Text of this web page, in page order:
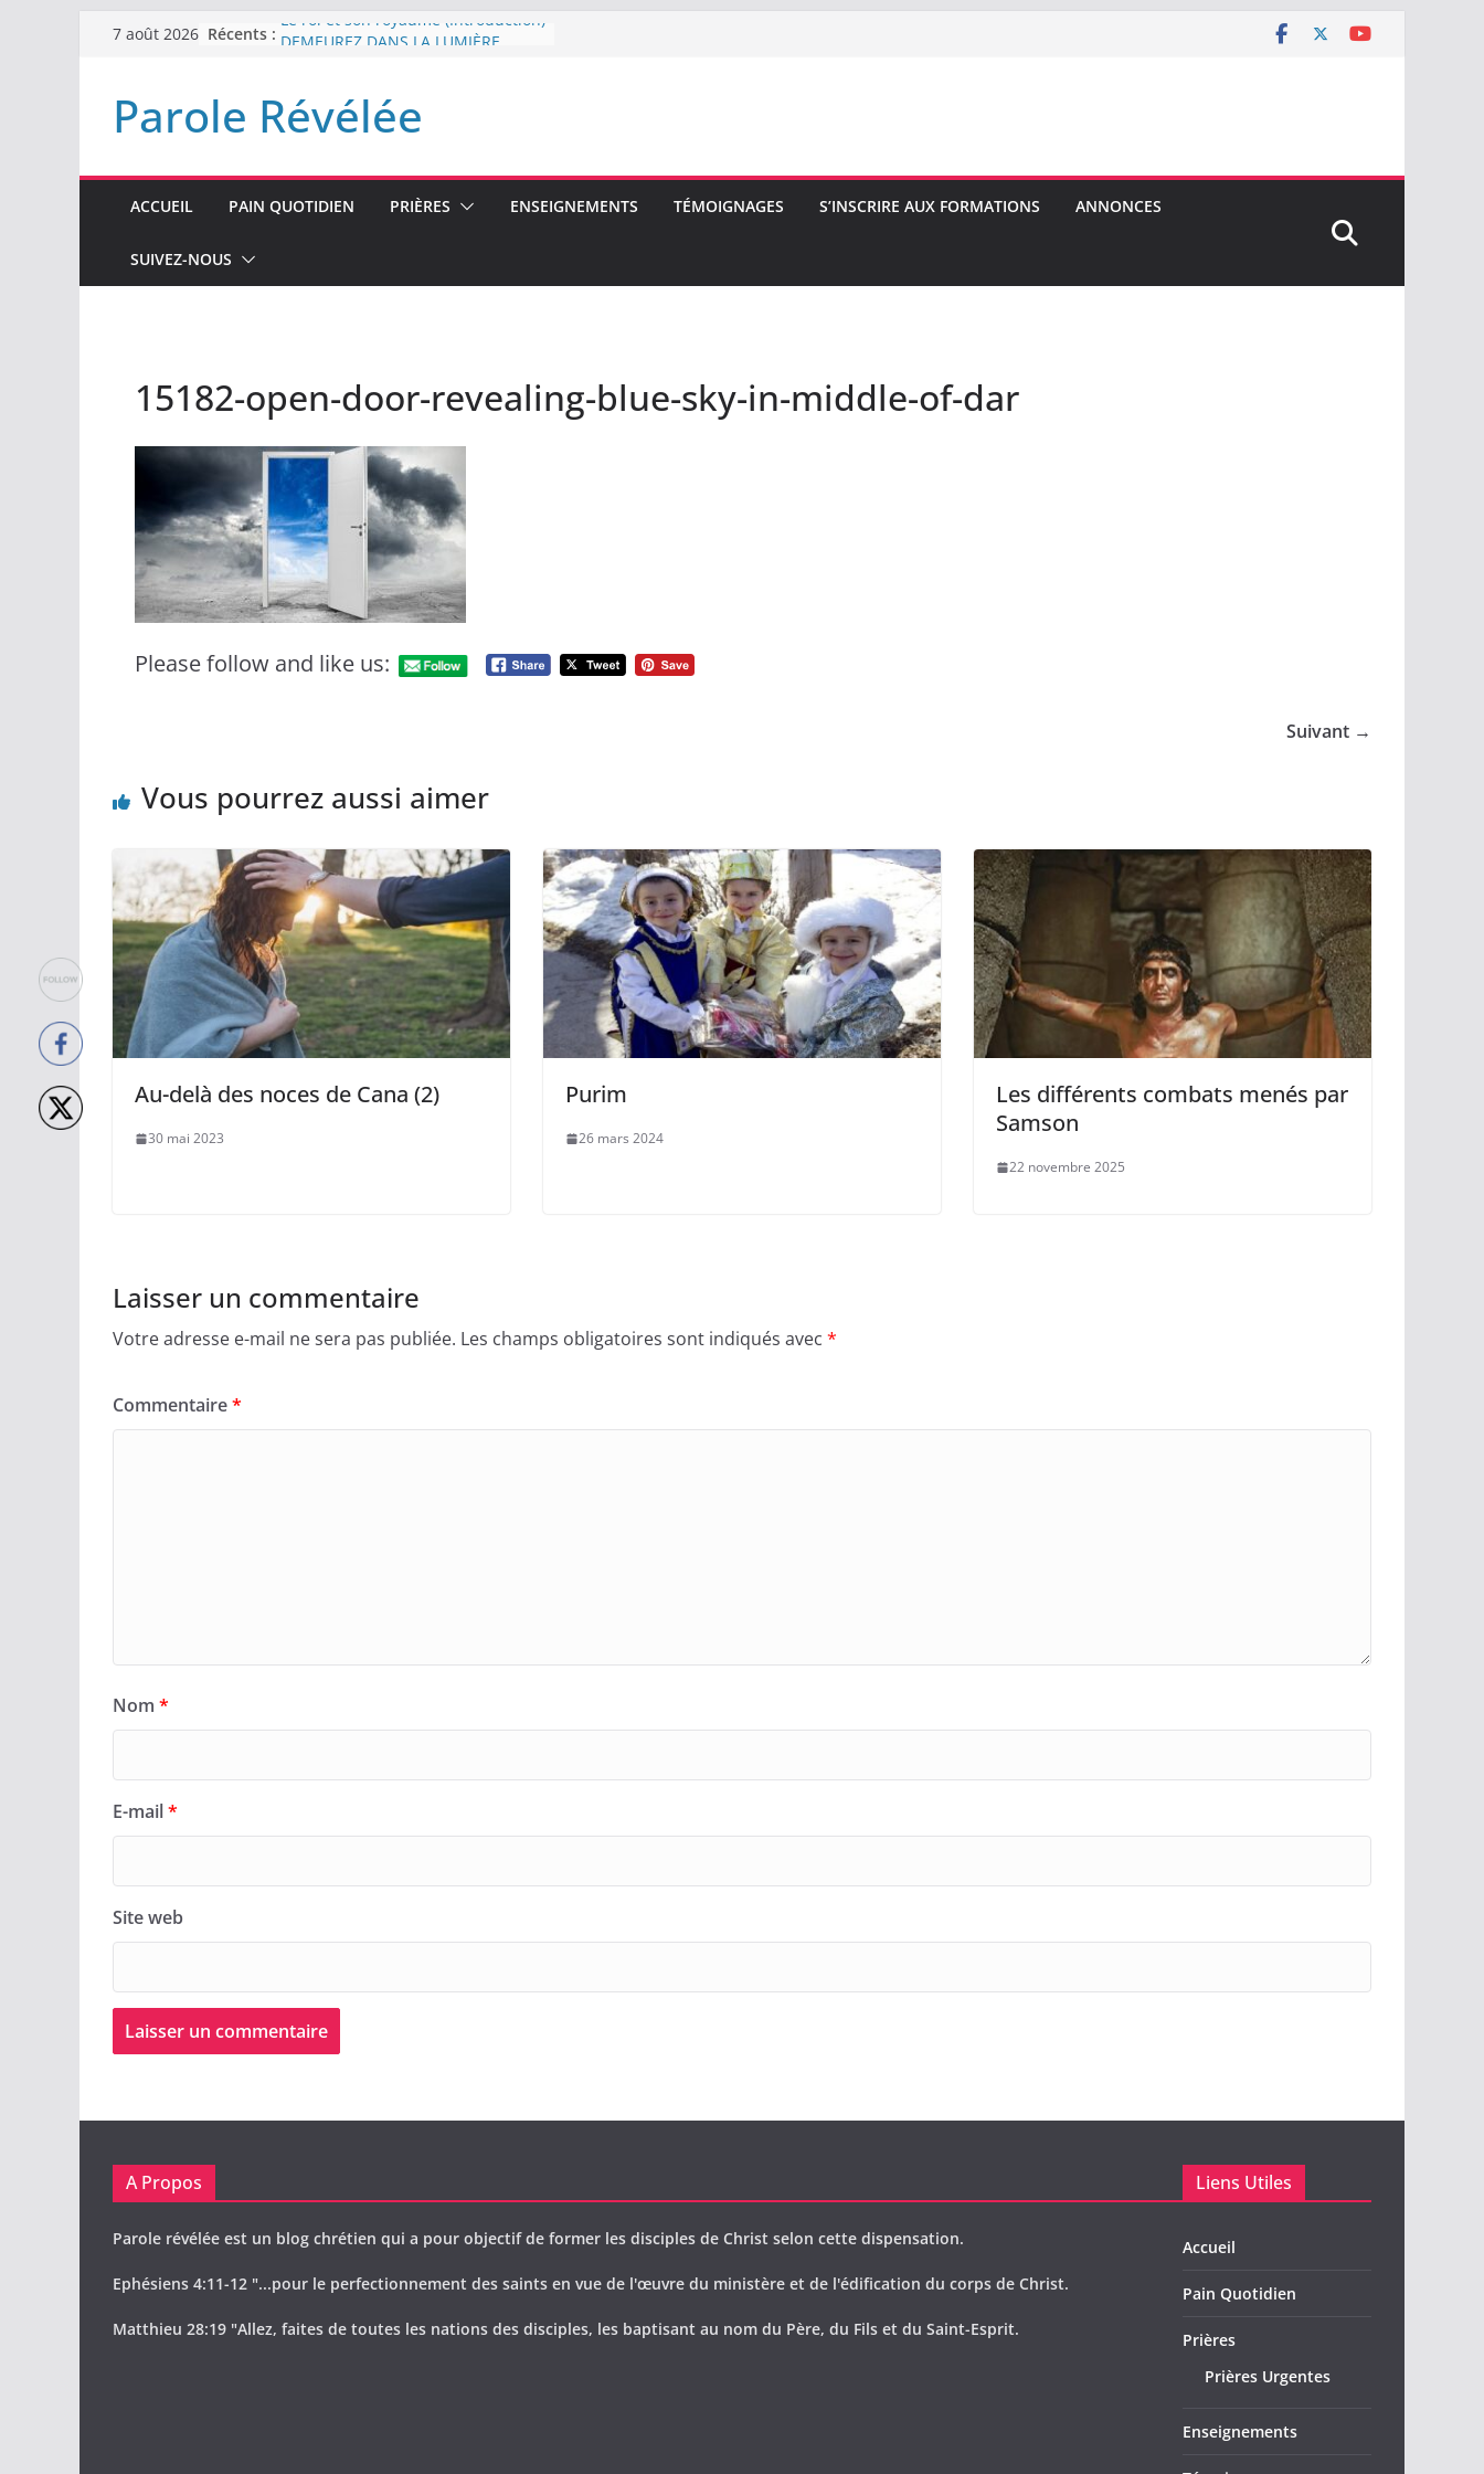
Passer7 août 2026 Récents : Le roi et son royaume (Introduction)
LA NUIT QUE DIEU A MENACE
LABAN
Parole Révélée
ACCUEIL PAIN QUOTIDIEN PRIÈRES ENSEIGNEMENTS TÉMOIGNAGES S’INSCRIRE AUX FORMATIONS ANNONCES
SUIVEZ-NOUS
15182-open-door-revealing-blue-sky-in-middle-of-dar
Please follow and like us:
Suivant →
Vous pourrez aussi aimer
Au-delà des noces de Cana (2)
30 mai 2023
Purim
26 mars 2024
Les différents combats menés par
Samson
22 novembre 2025
Laisser un commentaire
Votre adresse e-mail ne sera pas publiée. Les champs obligatoires sont indiqués avec *
Commentaire*
Nom *
E-mail*
Site web
A Propos
Parole révélée est un blog chrétien qui a pour objectif de former les disciples de Christ selon cette dispensation.
Ephésiens 4:11-12 "...pour le perfectionnement des saints en vue de l'œuvre du ministère et de l'édification du corps de Christ.
Matthieu 28:19 "Allez, faites de toutes les nations des disciples, les baptisant au nom du Père, du Fils et du Saint-Esprit.
Liens Utiles
Accueil
Pain Quotidien
Prières
Prières Urgentes
Enseignements